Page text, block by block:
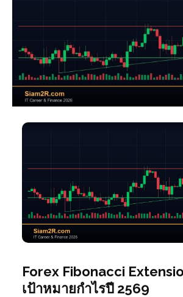
Forex Fibonacci
เป้าหมายกำไรปี 2569